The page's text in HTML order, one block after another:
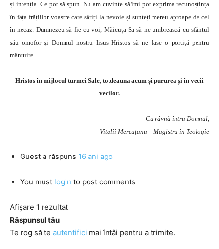
și intenția. Ce pot să spun. Nu am cuvinte să îmi pot exprima recunoștința
în fața frățiilor voastre care săriți la nevoie și sunteți mereu aproape de cel
în necaz. Dumnezeu să fie cu voi, Măicuța Sa să ne umbrească cu sfântul
său omofor și Domnul nostru Iisus Hristos să ne lase o portiță pentru
mântuire.
Hristos în mijlocul turmei Sale, totdeauna acum și pururea și în vecii
vecilor.
Cu râvnă întru Domnul,
Vitalii Mereuţanu – Magistru în Teologie
Guest a răspuns 16 ani ago
You must login to post comments
Afișare 1 rezultat
Răspunsul tău
Te rog să te autentifici mai întâi pentru a trimite.